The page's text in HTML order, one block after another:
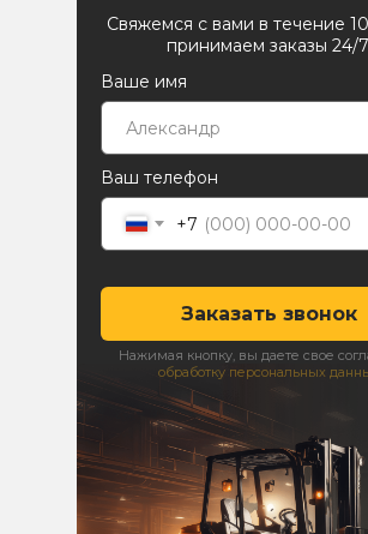
Ваше имя
Ваш телефон
+7
Заказать звонок
Свяжемся с вами в течение
принимаем заказы 24/7
Нажимая кнопку, вы даете свое
обработку персональных